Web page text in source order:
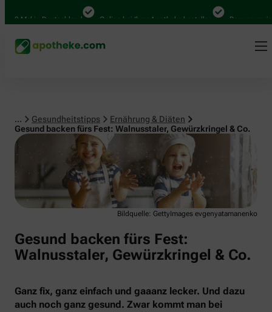
in Deutschland Online bei Ihrer Apotheke bestellen Bequem zwischen
... Gesundheitstipps
Ernährung & Diäten
Gesund backen fürs Fest: Walnusstaler, Gewürzkringel & Co.
Ernährung & Diäten
Bildquelle: GettyImages evgenyatamanenko
Gesund backen fürs Fest:
Walnusstaler, Gewürzkringel & Co.
Ganz fix, ganz einfach und gaaanz lecker. Und dazu
auch noch ganz gesund. Zwar kommt man bei